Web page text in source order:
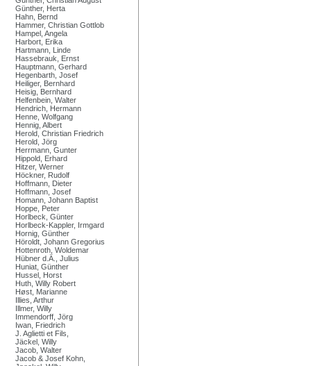
Günther, Herta
Hahn, Bernd
Hammer, Christian Gottlob
Hampel, Angela
Harbort, Erika
Hartmann, Linde
Hassebrauk, Ernst
Hauptmann, Gerhard
Hegenbarth, Josef
Heiliger, Bernhard
Heisig, Bernhard
Helfenbein, Walter
Hendrich, Hermann
Henne, Wolfgang
Hennig, Albert
Herold, Christian Friedrich
Herold, Jörg
Herrmann, Gunter
Hippold, Erhard
Hitzer, Werner
Höckner, Rudolf
Hoffmann, Dieter
Hoffmann, Josef
Homann, Johann Baptist
Hoppe, Peter
Horlbeck, Günter
Horlbeck-Kappler, Irmgard
Hornig, Günther
Höroldt, Johann Gregorius
Hottenroth, Woldemar
Hübner d.Ä., Julius
Huniat, Günther
Hussel, Horst
Huth, Willy Robert
Høst, Marianne
Illies, Arthur
Illmer, Willy
Immendorff, Jörg
Iwan, Friedrich
J. Aglietti et Fils,
Jäckel, Willy
Jacob, Walter
Jacob & Josef Kohn,